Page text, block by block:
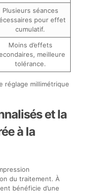
Plusieurs séances
pour effet
cumulatif.
Moins d’effets
meilleure
tolérance.
réglage millimétrique
et la
à la
du traitement. À
bénéficie d’une